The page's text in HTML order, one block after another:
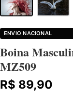
ENVIO NACIONAL
Boina
MZ509
R$ 89,90